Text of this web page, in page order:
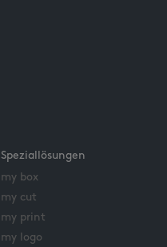
Speziallösungen
my box
my cut
my print
my logo